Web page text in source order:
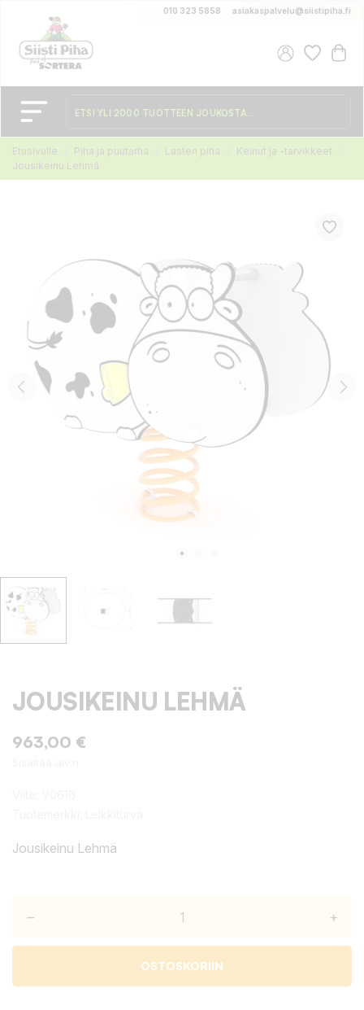
010 323 5858 asiakaspalvelu@siistipiha.fi
Etusivulle Piha ja puutarha Lasten piha
Keinut ja -tarvikkeet
Jousikeinu Lehmä
JOUSIKEINU LEHMÄ
963,00 €
Jousikeinu Lehmä
– +
OSTOSKORIIN